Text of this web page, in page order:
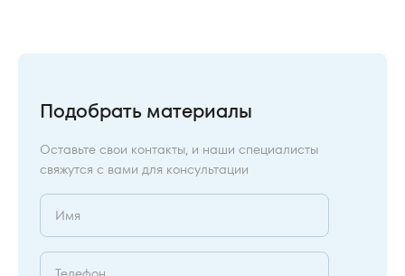
Подобрать материалы
Оставьте свои контакты, и наши специалисты
свяжутся с вами для консультации